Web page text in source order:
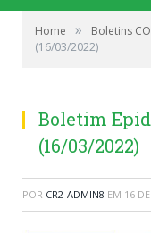
Home » Boletins
(16/03/2022)
Boletim
(16/03/2022)
POR CR2-ADMIN8 EM 16